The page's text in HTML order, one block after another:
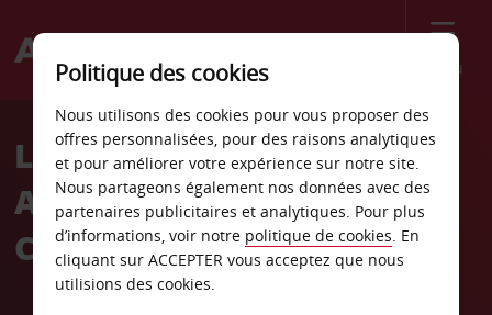
Menu
Welcome
AvisLocation de voiture
Aéroport international de
Cluj-Napoca
Politique des cookies
Nous utilisons des cookies pour vous proposer des
offres personnalisées, pour des raisons analytiques
et pour améliorer votre expérience sur notre site.
Nous partageons également nos données avec des
partenaires publicitaires et analytiques. Pour plus
d’informations, voir notre politique de cookies. En
cliquant sur ACCEPTER vous acceptez que nous
utilisions des cookies.